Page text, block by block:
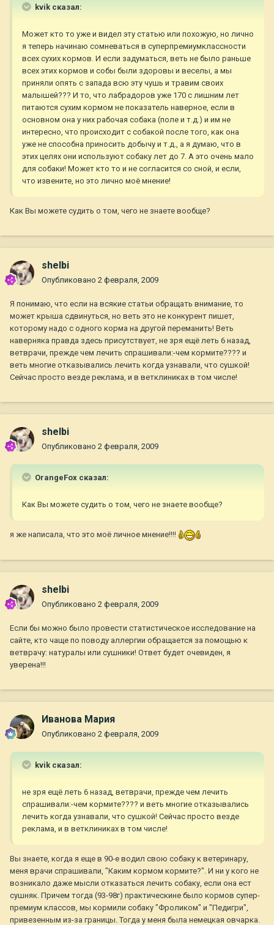
kvik сказал:
Может кто то уже и видел эту статью или похожую, но лично
я теперь начинаю сомневаться в суперпремиумклассности
всех сухих кормов. И если задуматься, веть не было раньше
всех этих кормов и собы были здоровы и веселы, а мы
приняли опять с запада всю эту чушь и травим своих
малышей??? И то, что лабрадоров уже 170 с лишним лет
питаются сухим кормом не показатель наверное, если в
основном она у них рабочая собака (поле и т.д.) и им не
интересно, что происходит с собакой после того, как она
уже не способна приносить добычу и т.д., а я думаю, что в
этих целях они используют собаку лет до 7. А это очень мало
для собаки! Может кто то и не согласится со сной, и если,
что извените, но это лично моё мнение!
Как Вы можете судить о том, чего не знаете вообще?
shelbi
Опубликовано 2 февраля, 2009
Я понимаю, что если на всякие статьи обращать внимание, то
может крыша сдвинуться, но веть это не конкурент пишет,
которому надо с одного корма на другой переманить! Веть
наверняка правда здесь присутствует, не зря ещё леть 6 назад,
ветврачи, прежде чем лечить спрашивали:-чем кормите???? и
веть многие отказывались лечить когда узнавали, что сушкой!
Сейчас просто везде реклама, и в ветклиниках в том числе!
shelbi
Опубликовано 2 февраля, 2009
OrangeFox сказал:
Как Вы можете судить о том, чего не знаете вообще?
я же написала, что это моё личное мнение!!!!
shelbi
Опубликовано 2 февраля, 2009
Если бы можно было провести статистическое исследование на
сайте, кто чаще по поводу аллергии обращается за помощью к
ветврачу: натуралы или сушники! Ответ будет очевиден, я
уверена!!!
Иванова Мария
Опубликовано 2 февраля, 2009
kvik сказал:
не зря ещё леть 6 назад, ветврачи, прежде чем лечить
спрашивали:-чем кормите???? и веть многие отказывались
лечить когда узнавали, что сушкой! Сейчас просто везде
реклама, и в ветклиниках в том числе!
Вы знаете, когда я еще в 90-е водил свою собаку к ветеринару,
меня врачи спрашивали, "Каким кормом кормите?". И ни у кого не
возникало даже мысли отказаться лечить собаку, если она ест
сушняк. Причем тогда (93-98г) практическине было кормов супер-
премиум классов, мы кормили собаку "Фроликом" и "Педигри",
привезенным из-за границы. Тогда у меня была немецкая овчарка.